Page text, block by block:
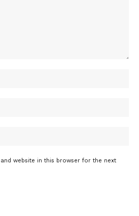
website in this browser for the next